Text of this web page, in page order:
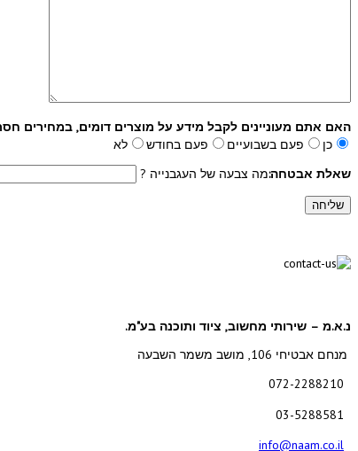
האם אתם מעוניינים לקבל מידע על מוצרים דומים, במחירים
כן
פעם בשבועיים פעם בחודש
לא
שאלת אבטחה:מה צבעה של העגבנייה ?
נ.א.מ – שירותי מחשוב, ציוד ותוכנה בע"מ.
מנחם אבטיחי 106, מושב משמר השבעה
072-2288210
03-5288581
info@naam.co.il